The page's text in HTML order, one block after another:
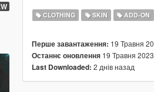
CLOTHING SKIN ADD-ON
Перше завантаження: 19 Травня
Останнє оновлення19 Травня 2023
Last Downloaded: 2 днів назад